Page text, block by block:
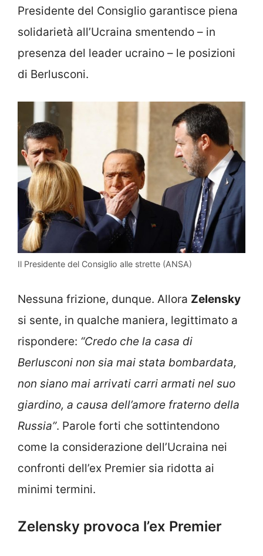
Presidente del Consiglio garantisce piena
solidarietà all’Ucraina smentendo – in
presenza del leader ucraino – le posizioni
di Berlusconi.
Il Presidente del Consiglio alle strette (ANSA)
Nessuna frizione, dunque. Allora Zelensky
si sente, in qualche maniera, legittimato a
rispondere: “Credo che la casa di
Berlusconi non sia mai stata bombardata,
non siano mai arrivati carri armati nel suo
giardino, a causa dell’amore fraterno della
Russia”. Parole forti che sottintendono
come la considerazione dell’Ucraina nei
confronti dell’ex Premier sia ridotta ai
minimi termini.
Zelensky provoca l’ex Premier